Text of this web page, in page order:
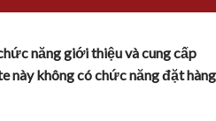
năng giới thiệu và cung cấp
này không có chức năng đặt hàng